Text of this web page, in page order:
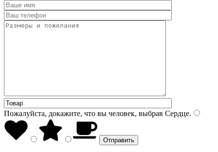
Пожалуйста, докажите, что вы человек, выбрав Сердце.